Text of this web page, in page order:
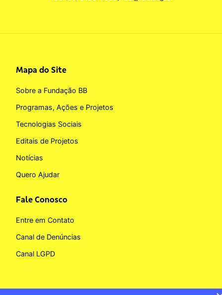
Mapa do Site
Sobre a Fundação BB
Programas, Ações e Projetos
Tecnologias Sociais
Editais de Projetos
Notícias
Quero Ajudar
Fale Conosco
Entre em Contato
Canal de Denúncias
Canal LGPD